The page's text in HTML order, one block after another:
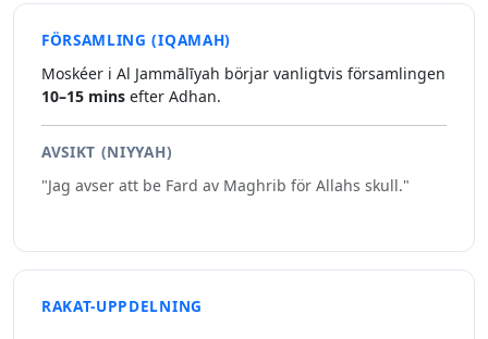
FÖRSAMLING (IQAMAH)
Moskéer i Al Jammālīyah börjar vanligtvis församlingen
10–15 mins efter Adhan.
AVSIKT (NIYYAH)
"Jag avser att be Fard av Maghrib för Allahs skull."
RAKAT-UPPDELNING